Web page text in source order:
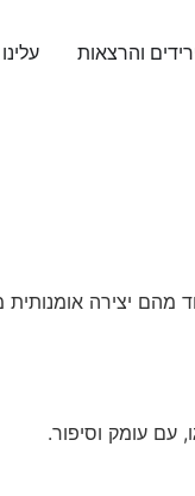
והרצאות עלינו
עם עומק וסיפור.